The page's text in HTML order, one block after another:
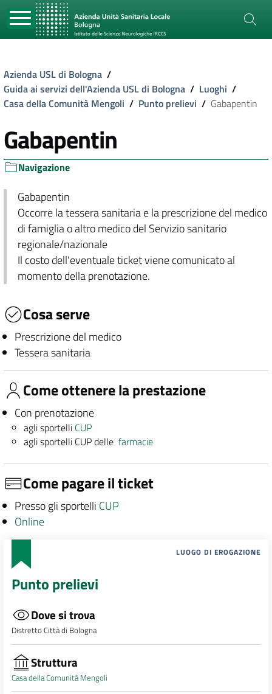
Azienda USL di Bologna /
Guida ai servizi dell'Azienda USL di Bologna / Luoghi /
Casa della Comunità Mengoli / Punto prelievi / Gabapentin
Gabapentin
Navigazione
Gabapentin
Occorre la tessera sanitaria e la prescrizione del medico
di famiglia o altro medico del Servizio sanitario
regionale/nazionale
Il costo dell'eventuale ticket viene comunicato al
momento della prenotazione.
Cosa serve
Prescrizione del medico
Tessera sanitaria
Come ottenere la prestazione
Con prenotazione
agli sportelli CUP
agli sportelli CUP dellefarmacie
Come pagare il ticket
Presso gli sportelli CUP
Online
LUOGO DI EROGAZIONE
Punto prelievi
Dove si trova
Distretto Città di Bologna
Struttura
Casa della Comunità Mengoli